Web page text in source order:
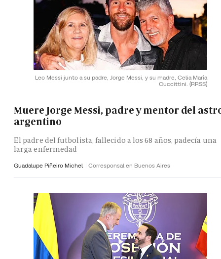
Leo Messi junto a su padre, Jorge Messi, y su madre, Celia María
Cuccittini. (RRSS)
Muere Jorge Messi, padre y mentor del
argentino
El padre del futbolista, fallecido a los 68 años, padecía una
larga enfermedad
Guadalupe Piñeiro Michel Corresponsal en Buenos Aires